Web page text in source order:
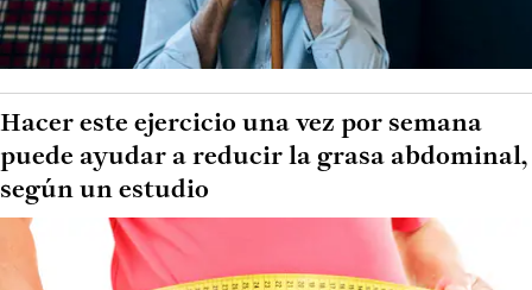
Hacer este ejercicio una vez por semana
puede ayudar a reducir la grasa abdominal,
según un estudio